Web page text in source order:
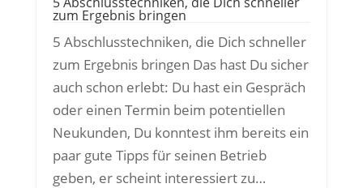
zum Ergebnis bringen
5 Abschlusstechniken, die Dich schneller
zum Ergebnis bringen Das hast Du sicher
auch schon erlebt: Du hast ein Gespräch
oder einen Termin beim potentiellen
Neukunden, Du konntest ihm bereits ein
paar gute Tipps für seinen Betrieb
geben, er scheint interessiert zu…